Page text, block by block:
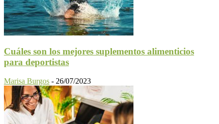
Cuáles son los mejores suplementos alimenticios
para deportistas
Marisa Burgos - 26/07/2023